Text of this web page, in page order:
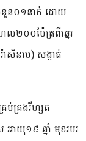
នួន០១នាក់ ដោយ
២០០ម៉ែត្រពីឆ្នេរ
សិនបេ) សង្កាត់
ប់គ្រងរីហ្សត
ាយុ១៩ ឆ្នាំ មុខរបរ